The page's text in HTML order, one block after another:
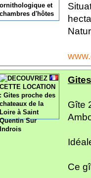
Gîte
Ce